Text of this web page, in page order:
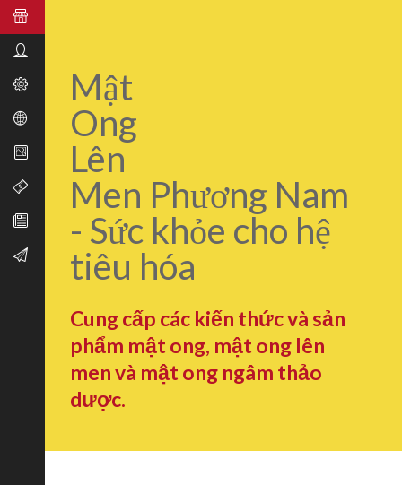
Mật
Ong
Lên
Men Phương Nam
- Sức khỏe cho hệ
tiêu hóa
Cung cấp các kiến thức và sản
phẩm mật ong, mật ong lên
men và mật ong ngâm thảo
dược.